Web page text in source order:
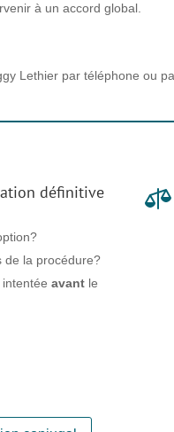
à un accord global.
Lethier par téléphone ou
définitive
de la procédure?
avant le
